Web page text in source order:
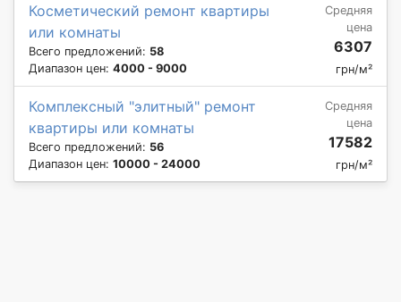
Косметический ремонт квартиры
или комнаты
Всего предложений: 58
Диапазон цен: 4000 - 9000
Средняя
цена
6307
грн/м²
Комплексный "элитный" ремонт
квартиры или комнаты
Всего предложений: 56
Диапазон цен: 10000 - 24000
Средняя
цена
17582
грн/м²